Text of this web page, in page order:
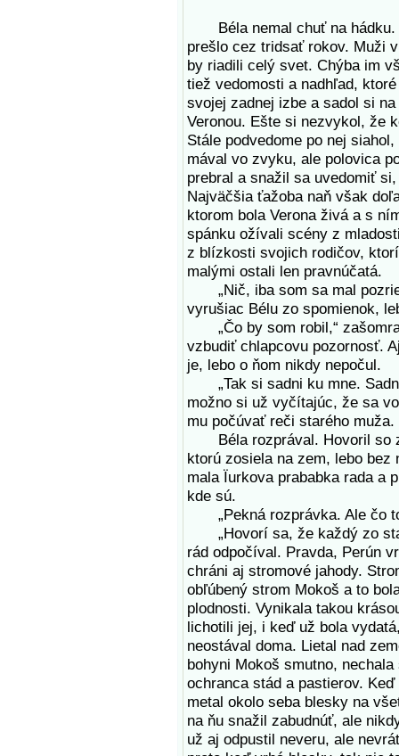
Béla nemal chuť na hádku.
prešlo cez tridsať rokov. Muži
by riadili celý svet. Chýba im
tiež vedomosti a nadhľad,
svojej zadnej izbe a sadol si
Veronou. Ešte si nezvykol, že
Stále podvedome po nej
mával vo zvyku, ale polovica
prebral a snažil sa uvedomiť
Najväčšia ťažoba naň však
ktorom bola Verona živá a s
spánku ožívali scény z
z blízkosti svojich rodičov,
malými ostali len pravnúčatá.
„Nič, iba som sa mal
vyrušiac Bélu zo spomienok,
„Čo by som robil,“
vzbudiť chlapcovu pozornosť.
je, lebo o ňom nikdy nepočul.
„Tak si sadni ku mne.
možno si už vyčítajúc, že sa
mu počúvať reči starého muža.
Béla rozprával. Hovoril so
ktorú zosiela na zem, lebo
mala Ïurkova prababka rada a
kde sú.
„Pekná rozprávka. Ale čo
„Hovorí sa, že každý zo
rád odpočíval. Pravda, Perún
chráni aj stromové jahody.
obľúbený strom Mokoš a to
plodnosti. Vynikala takou
lichotili jej, i keď už bola
neostával doma. Lietal nad
bohyni Mokoš smutno,
ochranca stád a pastierov.
metal okolo seba blesky na
na ňu snažil zabudnúť, ale
už aj odpustil neveru, ale